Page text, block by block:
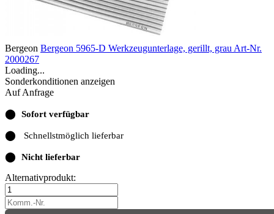
Bergeon Bergeon 5965-D Werkzeugunterlage, gerillt, grau Art-Nr.
2000267
Loading...
Sonderkonditionen anzeigen
Auf Anfrage
⬤ Sofort verfügbar
⬤ Schnellstmöglich lieferbar
⬤ Nicht lieferbar
Alternativprodukt: